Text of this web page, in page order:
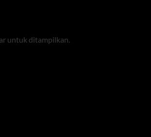
untuk ditampilkan.